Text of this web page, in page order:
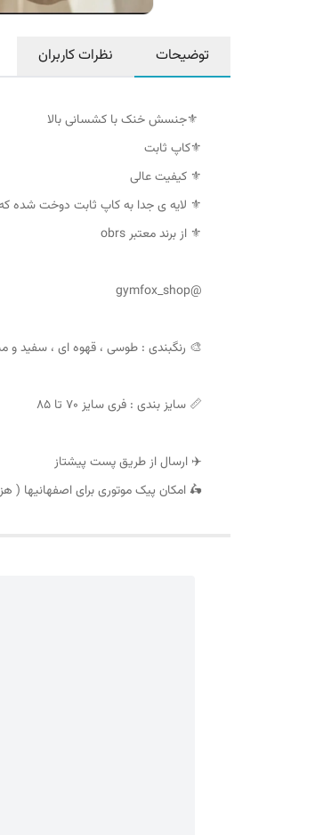
توضیحات نظرات کاربران
⚜️جنسش خنک با کشسانی بالا
⚜️کاپ ثابت
⚜️ کیفیت عالی
⚜️ لایه ی جدا به کاپ ثابت دوخت شده
⚜️ از برند معتبر obrs
@gymfox_shop
🎨 رنگبندی : طوسی ، قهوه ای ، سفید و
📏 سایز بندی : فری سایز ۷۰ تا ۸۵
✈️ ارسال از طریق پست پیشتاز
🛵 امکان پیک موتوری برای اصفهانیها (